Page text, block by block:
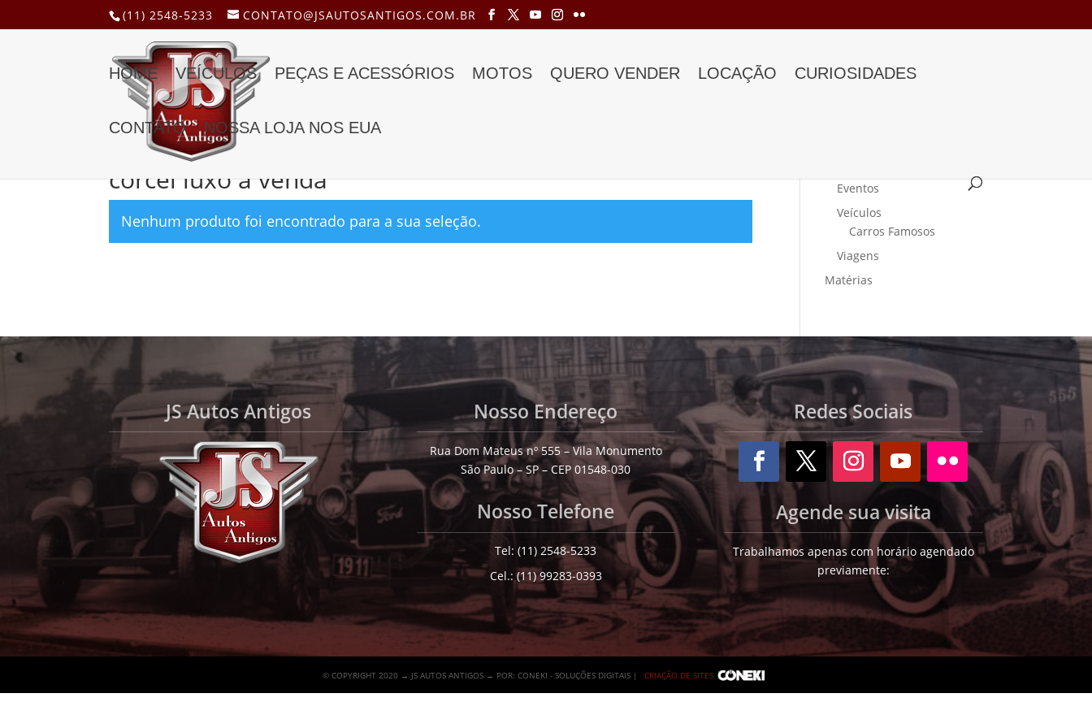
(11) 2548-5233 CONTATO@JSAUTOSANTIGOS.COM.BR
HOME VEÍCULOS PEÇAS E ACESSÓRIOS MOTOS QUERO VENDER LOCAÇÃO CURIOSIDADES
CONTATO NOSSA LOJA NOS EUA
/ Produtos marcados com a tag “corcel luxo a venda”
corcel luxo a venda
Nenhum produto foi encontrado para a sua seleção.
Eventos
Veículos
Carros Famosos
Viagens
Matérias
JS Autos Antigos Nosso Endereço
Rua Dom Mateus nº 555 – Vila Monumento
São Paulo – SP – CEP 01548-030
Nosso Telefone
Tel: (11) 2548-5233
Cel.: (11) 99283-0393
Redes Sociais
Agende sua visita
Trabalhamos apenas com horário agendado
previamente:
© COPYRIGHT 2020 → JS AUTOS ANTIGOS → POR: CONEKI - SOLUÇÕES DIGITAIS | CRIAÇÃO DE SITES